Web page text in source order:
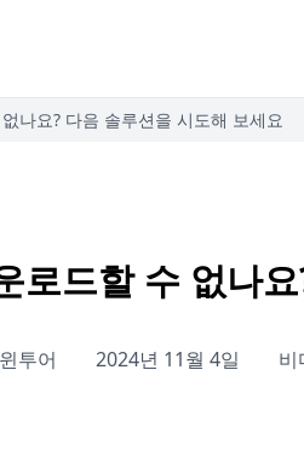
나요? 다음 솔루션을 시도해 보세요
로드할 수 없나
투어 2024년 11월 4일 비